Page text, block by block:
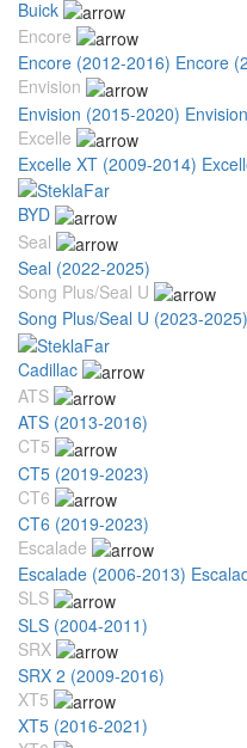
Buick
Encore
Encore (2012-2016) Encore
Envision
Envision (2015-2020)
Excelle
Excelle XT (2009-2014)
BYD
Seal
Seal (2022-2025)
Song Plus/Seal U
Song Plus/Seal U (2023-2025)
Cadillac
ATS
ATS (2013-2016)
CT5
CT5 (2019-2023)
CT6
CT6 (2019-2023)
Escalade
Escalade (2006-2013)
SLS
SLS (2004-2011)
SRX
SRX 2 (2009-2016)
XT5
XT5 (2016-2021)